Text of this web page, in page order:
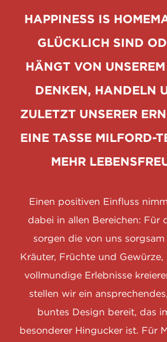
HAPPINESS IS
GLÜCKLICH SIND
HÄNGT VON
DENKEN, HANDELN
ZULETZT UNSERER
EINE TASSE MILFORD-
MEHR
Einen positiven Einfluss
dabei in allen Bereichen: Für
sorgen die von uns
Kräuter, Früchte und
vollmundige Erlebnisse
stellen wir ein
buntes Design bereit, das
besonderer Hingucker ist. Für